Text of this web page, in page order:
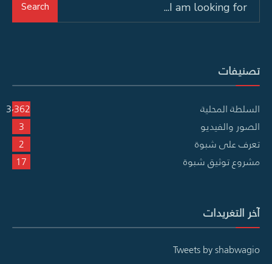
Search
تصنيفات
السلطة المحلية
3٬362
الصور والفيديو
3
تعرف على شبوة
2
مشروع توثيق شبوة
17
آخر التغريدات
Tweets by shabwagio